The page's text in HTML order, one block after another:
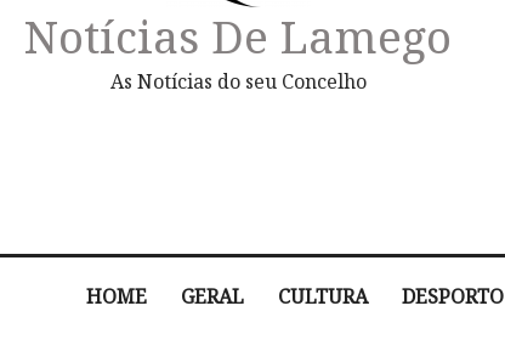
Notícias De Lamego
As Notícias do seu Concelho
HOME GERAL CULTURA DESPORTO